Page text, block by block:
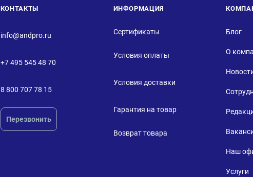
КОНТАКТЫ
info@andpro.ru
+7 495 545 48 70
8 800 707 78 15
Перезвонить
ИНФОРМАЦИЯ
Сертификаты
Условия оплаты
Условия доставки
Гарантия на товар
Возврат товара
Блог
О
Наш
Услуги